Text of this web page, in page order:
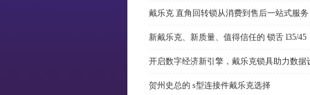
戴乐克 直角回转锁从消费到售后一站式服务
新戴乐克、新质量、值得信任的 锁舌 l35/45
开启数字经济新引擎，戴乐克锁具助力数据
贺州史总的 s型连接件戴乐克选择